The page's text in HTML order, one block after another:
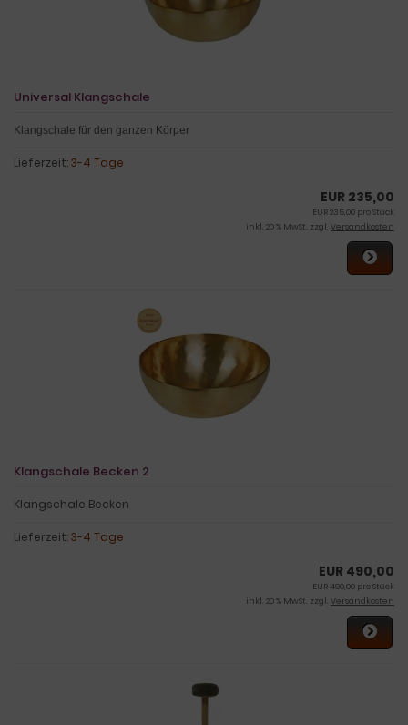
Universal Klangschale
Klangschale für den ganzen Körper
Lieferzeit:3-4 Tage
EUR 235,00
EUR 235,00 pro Stück
inkl. 20 % MwSt. zzgl. Versandkosten
Klangschale Becken 2
Klangschale Becken
Lieferzeit:3-4 Tage
EUR 490,00
EUR 490,00 pro Stück
inkl. 20 % MwSt. zzgl. Versandkosten